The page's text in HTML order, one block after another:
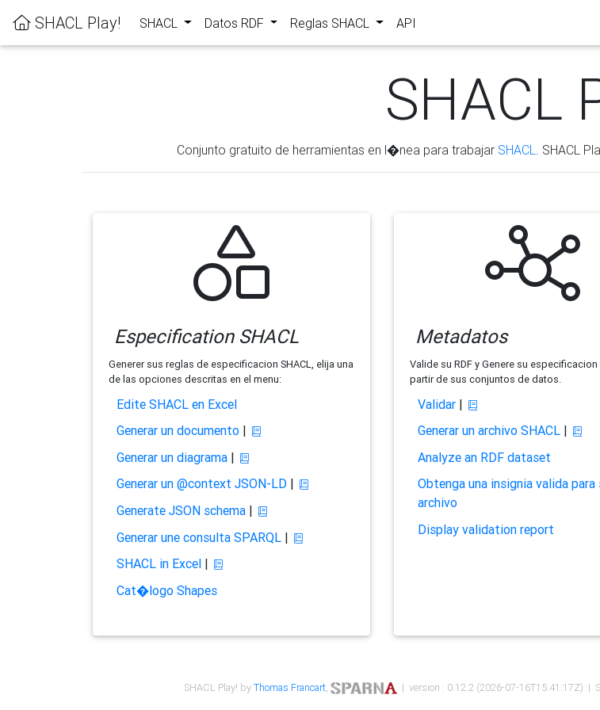
SHACL Play! SHACL Datos RDF Reglas SHACL API
SHACL
Conjunto gratuito de herramientas en l�nea para trabajar SHACL . SHACL
Especification SHACL
Generer sus reglas de especificacion SHACL, elija una
de las opciones descritas en el menu:
Edite SHACL en Excel
Generar un documento|
Generar un diagrama|
Generar un @context JSON-LD|
Generate JSON schema|
Generar une consulta SPARQL|
SHACL in Excel|
Cat�logo Shapes
Metadatos
Valide su RDF y Genere su especificacion
partir de sus conjuntos de datos.
Validar|
Generar un archivo SHACL|
Analyze an RDF dataset
Obtenga una insignia valida para
archivo
Display validation report
SHACL Play! byThomas Francart, | version : 0.12.2 (2026-07-16T15:41:17Z) |